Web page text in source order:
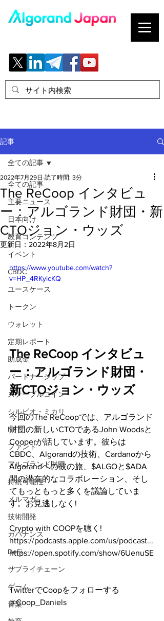
記事
全ての記事
主要ニュース
日本向け
教育コンテンツ
イベント
CBDC
ユースケース
トークン
ウォレット
定期レポート
助成金
パートナーシップ
ステーブルコイン
シルビオ・ミカリ
NFT
ファンド
アルゴランド財団
持続可能性
メルマガ
技術開発
ガバナンス
DeFi
サプライチェーン
ゲーム
音楽
全ての記事
The ReCoop インタビュ
ー：アルゴランド財団・新
CTOジョン・ウッズ
2022年7月29日 読了時間: 3分
更新日： 2022年8月2日
https://www.youtube.com/watch?
v=HP_4RKyicKQ
The ReCoop インタビュ
ー：アルゴランド財団・
新CTOジョン・ウッズ
今回のThe ReCoopでは、アルゴランド
財団の新しいCTOであるJohn Woodsと
Cooperが話しています。彼らは
CBDC、Algorandの技術、Cardanoから
Algorandへの彼の旅、$ALGOと$ADA
間の潜在的なコラボレーション、そし
てもっともっと多くを議論していま
す。お見逃しなく!
Crypto with COOPを聴く!
https://podcasts.apple.com/us/podcast...
https://open.spotify.com/show/6UenuSE
...
TwitterでCoopをフォローする
@Coop_Daniels